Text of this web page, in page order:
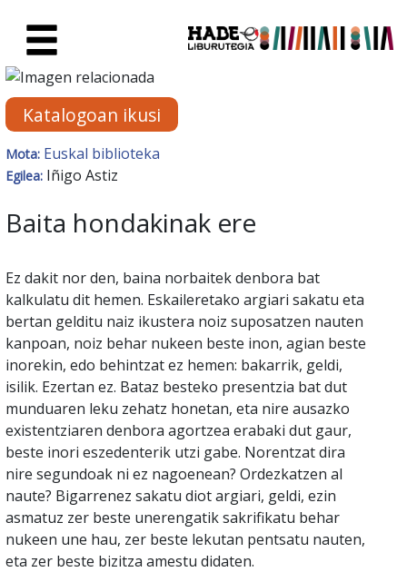
Eskuratu berriak Fitxa -
Katalogoan ikusi
Mota: Euskal biblioteka
Egilea: Iñigo Astiz
Baita hondakinak ere
Ez dakit nor den, baina norbaitek denbora bat
kalkulatu dit hemen. Eskaileretako argiari sakatu eta
bertan gelditu naiz ikustera noiz suposatzen nauten
kanpoan, noiz behar nukeen beste inon, agian beste
inorekin, edo behintzat ez hemen: bakarrik, geldi,
isilik. Ezertan ez. Bataz besteko presentzia bat dut
munduaren leku zehatz honetan, eta nire ausazko
existentziaren denbora agortzea erabaki dut gaur,
beste inori eszedenterik utzi gabe. Norentzat dira
nire segundoak ni ez nagoenean? Ordezkatzen al
naute? Bigarrenez sakatu diot argiari, geldi, ezin
asmatuz zer beste unerengatik sakrifikatu behar
nukeen une hau, zer beste lekutan pentsatu nauten,
eta zer beste bizitza amestu didaten.